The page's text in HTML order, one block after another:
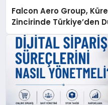
Falcon Aero Group,
Zincirinde Türkiye’den